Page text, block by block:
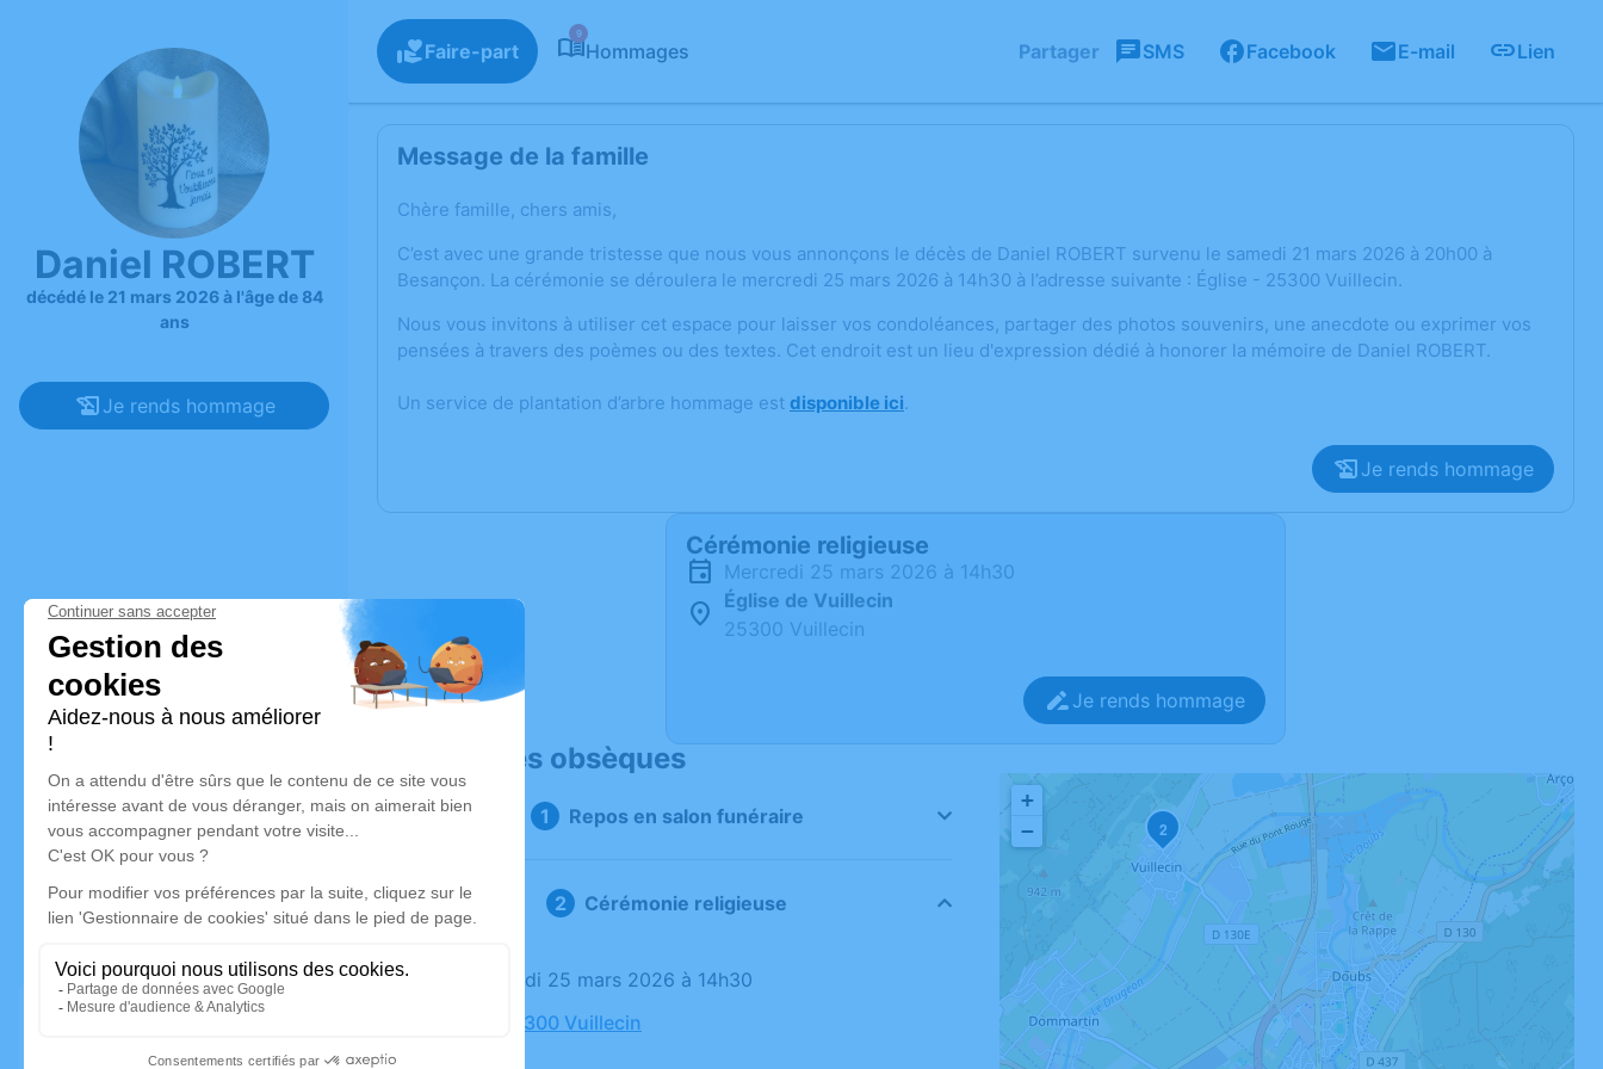
Daniel ROBERT
décédé le 21 mars 2026 à l'âge de 84
ans
Je rends hommage
Faire-part
9
Hommages Partager SMS Facebook E-mail Lien
Message de la famille
Chère famille, chers amis,
C’est avec une grande tristesse que nous vous annonçons le décès de Daniel ROBERT survenu le samedi 21 mars 2026 à 20h00 à
Besançon. La cérémonie se déroulera le mercredi 25 mars 2026 à 14h30 à l’adresse suivante : Église - 25300 Vuillecin.
Nous vous invitons à utiliser cet espace pour laisser vos condoléances, partager des photos souvenirs, une anecdote ou exprimer vos
pensées à travers des poèmes ou des textes. Cet endroit est un lieu d'expression dédié à honorer la mémoire de Daniel ROBERT.
Un service de plantation d’arbre hommage est disponible ici.
Je rends hommage
Cérémonie religieuse
mercredi 25 mars 2026 à 14h30
Église de Vuillecin
25300 Vuillecin
Je rends hommage
Déroulé des obsèques
Repos en salon funéraire
Cérémonie religieuse
Le mercredi 25 mars 2026 à 14h30
Église, 25300 Vuillecin
2
+
−